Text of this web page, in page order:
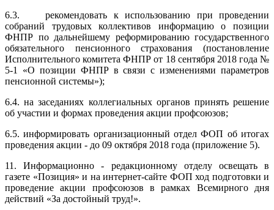
6.3. рекомендовать к использованию при проведении
собраний трудовых коллективов информацию о позиции
ФНПР по дальнейшему реформированию государственного
обязательного пенсионного страхования (постановление
Исполнительного комитета ФНПР от 18 сентября 2018 года №
5-1 «О позиции ФНПР в связи с изменениями параметров
пенсионной системы»);
6.4. на заседаниях коллегиальных органов принять решение
об участии и формах проведения акции профсоюзов;
6.5. информировать организационный отдел ФОП об итогах
проведения акции - до 09 октября 2018 года (приложение 5).
11. Информационно - редакционному отделу освещать в
газете «Позиция» и на интернет-сайте ФОП ход подготовки и
проведение акции профсоюзов в рамках Всемирного дня
действий «За достойный труд!».